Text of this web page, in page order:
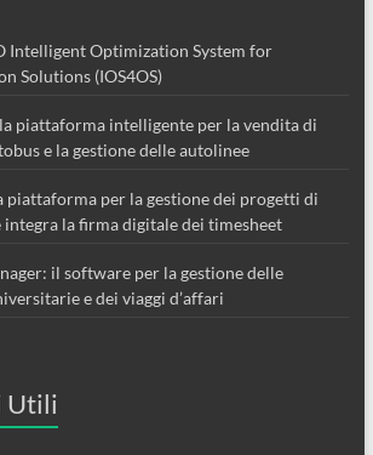
Intelligent Optimization System for
Solutions (IOS4OS)
piattaforma intelligente per la vendita di
e la gestione delle autolinee
piattaforma per la gestione dei progetti di
integra la firma digitale dei timesheet
il software per la gestione delle
e dei viaggi d’affari
Utili